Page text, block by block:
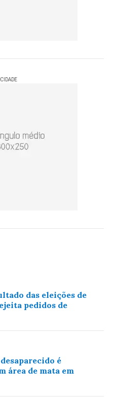
das eleições de
pedidos de
é
área de mata em